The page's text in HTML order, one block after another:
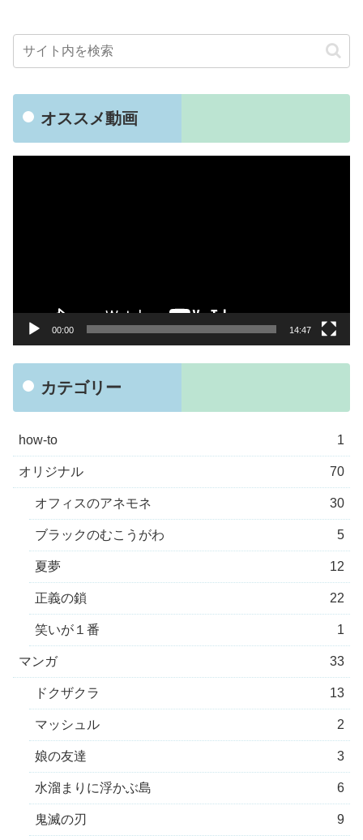
オススメ動画
00:00 14:47
カテゴリー
how-to 1
オリジナル 70
オフィスのアネモネ 30
ブラックのむこうがわ 5
夏夢 12
正義の鎖 22
笑いが１番 1
マンガ 33
ドクザクラ 13
マッシュル 2
娘の友達 3
水溜まりに浮かぶ島 6
鬼滅の刃 9